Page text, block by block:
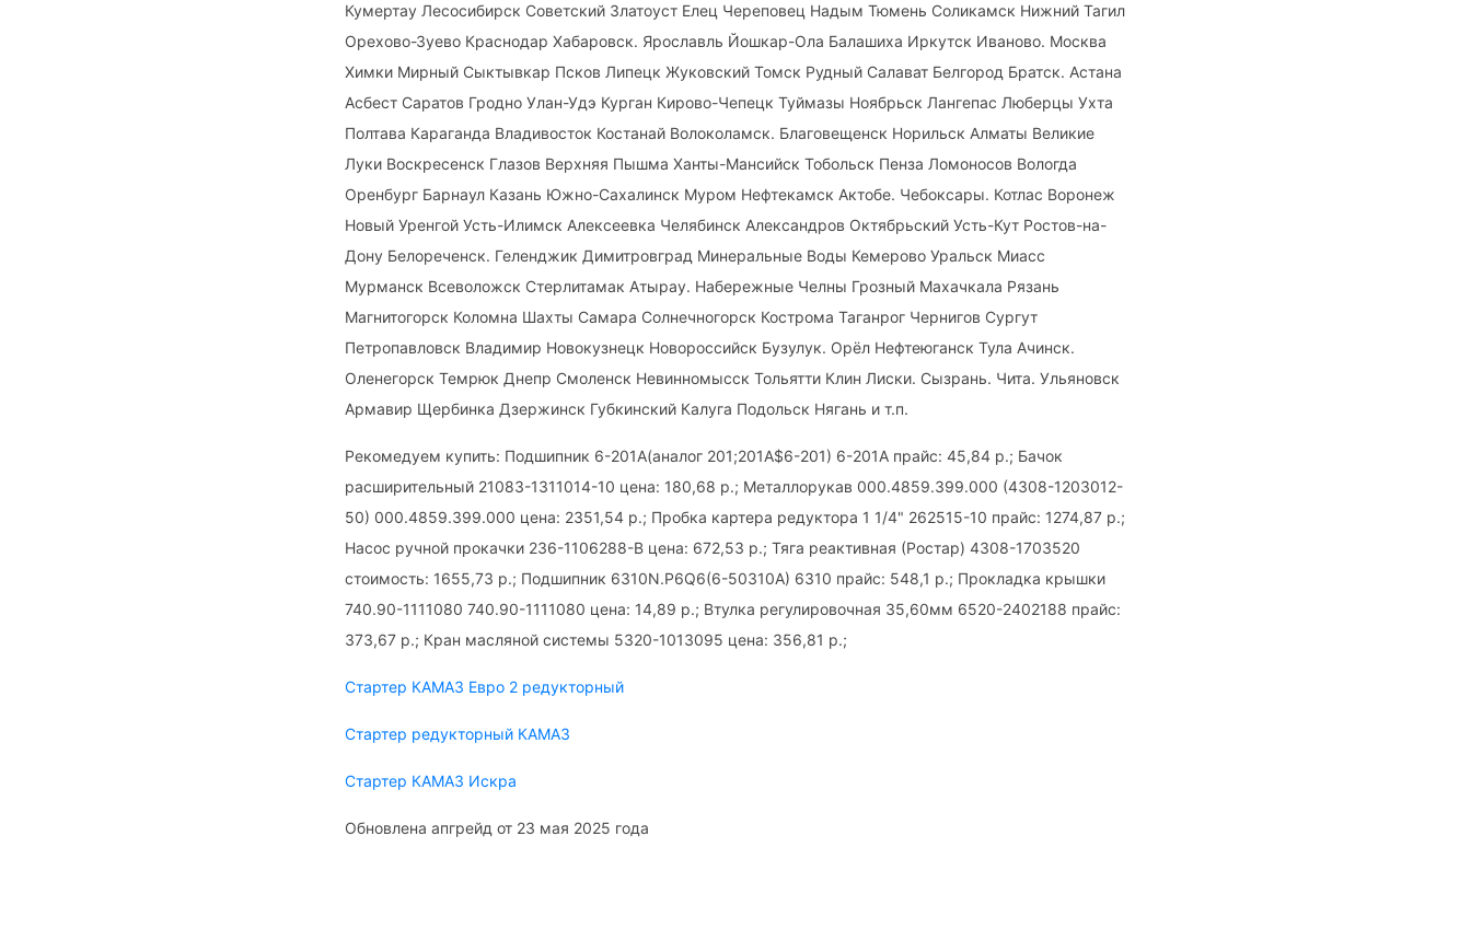
Кумертау Лесосибирск Советский Златоуст Елец Череповец Надым Тюмень Соликамск Нижний Тагил
Орехово-Зуево Краснодар Хабаровск. Ярославль Йошкар-Ола Балашиха Иркутск Иваново. Москва
Химки Мирный Сыктывкар Псков Липецк Жуковский Томск Рудный Салават Белгород Братск. Астана
Асбест Саратов Гродно Улан-Удэ Курган Кирово-Чепецк Туймазы Ноябрьск Лангепас Люберцы Ухта
Полтава Караганда Владивосток Костанай Волоколамск. Благовещенск Норильск Алматы Великие
Луки Воскресенск Глазов Верхняя Пышма Ханты-Мансийск Тобольск Пенза Ломоносов Вологда
Оренбург Барнаул Казань Южно-Сахалинск Муром Нефтекамск Актобе. Чебоксары. Котлас Воронеж
Новый Уренгой Усть-Илимск Алексеевка Челябинск Александров Октябрьский Усть-Кут Ростов-на-
Дону Белореченск. Геленджик Димитровград Минеральные Воды Кемерово Уральск Миасс
Мурманск Всеволожск Стерлитамак Атырау. Набережные Челны Грозный Махачкала Рязань
Магнитогорск Коломна Шахты Самара Солнечногорск Кострома Таганрог Чернигов Сургут
Петропавловск Владимир Новокузнецк Новороссийск Бузулук. Орёл Нефтеюганск Тула Ачинск.
Оленегорск Темрюк Днепр Смоленск Невинномысск Тольятти Клин Лиски. Сызрань. Чита. Ульяновск
Армавир Щербинка Дзержинск Губкинский Калуга Подольск Нягань и т.п.
Рекомедуем купить: Подшипник 6-201А(аналог 201;201А$6-201) 6-201А прайс: 45,84 р.; Бачок
расширительный 21083-1311014-10 цена: 180,68 р.; Металлорукав 000.4859.399.000 (4308-1203012-
50) 000.4859.399.000 цена: 2351,54 р.; Пробка картера редуктора 1 1/4" 262515-10 прайс: 1274,87 р.;
Насос ручной прокачки 236-1106288-В цена: 672,53 р.; Тяга реактивная (Ростар) 4308-1703520
стоимость: 1655,73 р.; Подшипник 6310N.P6Q6(6-50310А) 6310 прайс: 548,1 р.; Прокладка крышки
740.90-1111080 740.90-1111080 цена: 14,89 р.; Втулка регулировочная 35,60мм 6520-2402188 прайс:
373,67 р.; Кран масляной системы 5320-1013095 цена: 356,81 р.;
Стартер КАМАЗ Евро 2 редукторный
Стартер редукторный КАМАЗ
Стартер КАМАЗ Искра
Обновлена апгрейд от 23 мая 2025 года